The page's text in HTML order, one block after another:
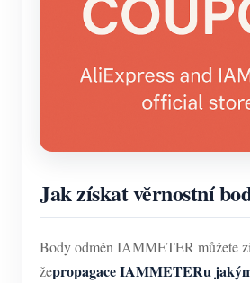
Jak získat věrnostní
Body odměn IAMMETER můžete
žepropagace IAMMETERu